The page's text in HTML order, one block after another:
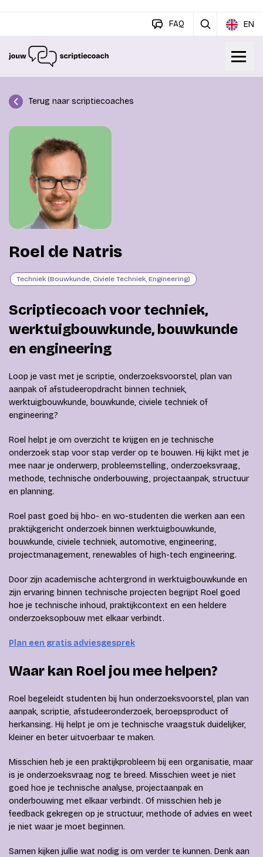
FAQ EN
Terug naar scriptiecoaches
Roel de Natris
Techniek (Bouwkunde, Civiele Techniek, Engineering)
Scriptiecoach voor techniek,
werktuigbouwkunde, bouwkunde
en engineering
Loop je vast met je scriptie, onderzoeksvoorstel, plan van
aanpak of afstudeeropdracht binnen techniek,
werktuigbouwkunde, bouwkunde, civiele techniek of
engineering?
Roel helpt je om overzicht te krijgen en je technische
onderzoek stap voor stap verder op te bouwen. Hij kijkt met je
mee naar je onderwerp, probleemstelling, onderzoeksvraag,
methode, technische onderbouwing, projectaanpak, structuur
en planning.
Roel past goed bij hbo- en wo-studenten die werken aan een
praktijkgericht onderzoek binnen werktuigbouwkunde,
bouwkunde, civiele techniek, automotive, engineering,
projectmanagement, renewables of high-tech engineering.
Door zijn academische achtergrond in werktuigbouwkunde en
zijn ervaring binnen technische projecten begrijpt Roel goed
hoe je technische inhoud, praktijkcontext en een heldere
onderzoeksopbouw met elkaar verbindt.
Plan een gratis adviesgesprek
Waar kan Roel jou mee helpen?
Roel begeleidt studenten bij hun onderzoeksvoorstel, plan van
aanpak, scriptie, afstudeeronderzoek, beroepsproduct of
herkansing. Hij helpt je om je technische vraagstuk duidelijker,
kleiner en beter uitvoerbaar te maken.
Misschien heb je een praktijkprobleem bij een organisatie, maar
is je onderzoeksvraag nog te breed. Misschien weet je niet
goed hoe je technische analyse, projectaanpak en
onderbouwing met elkaar verbindt. Of misschien heb je
feedback gekregen op je structuur, methode of advies en weet
je niet waar je moet beginnen.
Samen kijken jullie wat nodig is om verder te kunnen. Denk aan